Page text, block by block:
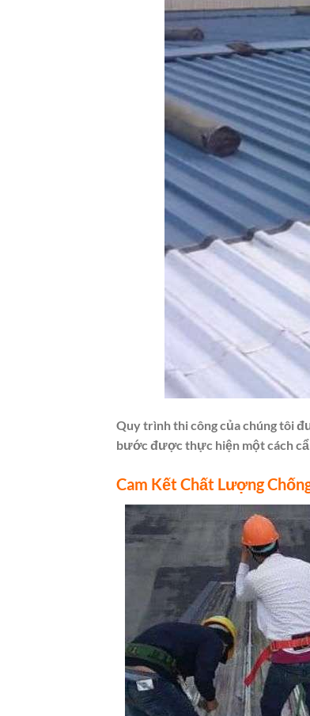
Quy trình thi công của chúng tôi
bước được thực hiện một cách
Cam Kết Chất Lượng